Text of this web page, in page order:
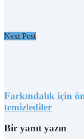
Next Post
Farkındalık için
temizlediler
Bir yanıt yazın